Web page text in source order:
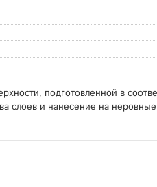
подготовленной в
и нанесение на